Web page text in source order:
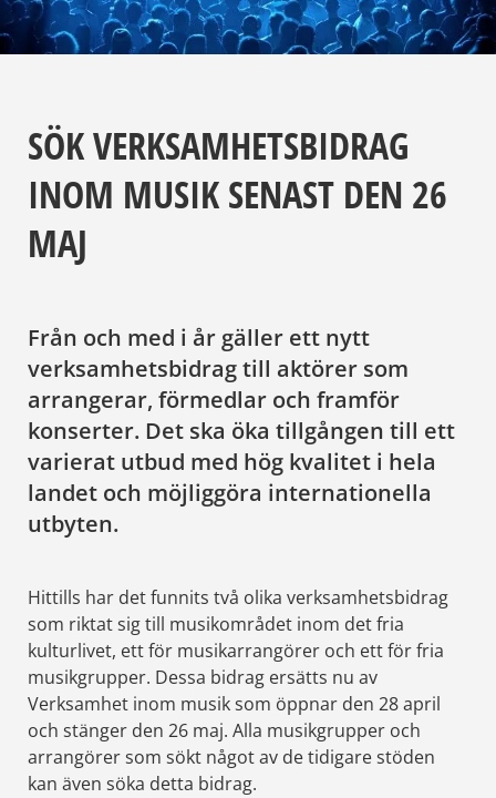
SÖK VERKSAMHETSBIDRAG
INOM MUSIK SENAST DEN 26
MAJ
Från och med i år gäller ett nytt
verksamhetsbidrag till aktörer som
arrangerar, förmedlar och framför
konserter. Det ska öka tillgången till ett
varierat utbud med hög kvalitet i hela
landet och möjliggöra internationella
utbyten.
Hittills har det funnits två olika verksamhetsbidrag
som riktat sig till musikområdet inom det fria
kulturlivet, ett för musikarrangörer och ett för fria
musikgrupper. Dessa bidrag ersätts nu av
Verksamhet inom musik som öppnar den 28 april
och stänger den 26 maj. Alla musikgrupper och
arrangörer som sökt något av de tidigare stöden
kan även söka detta bidrag.